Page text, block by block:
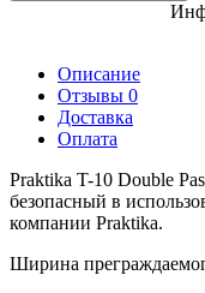
Описание
Отзывы 0
Доставка
Оплата
Praktika T-10 Double
безопасный в
компании Praktika.
Ширина